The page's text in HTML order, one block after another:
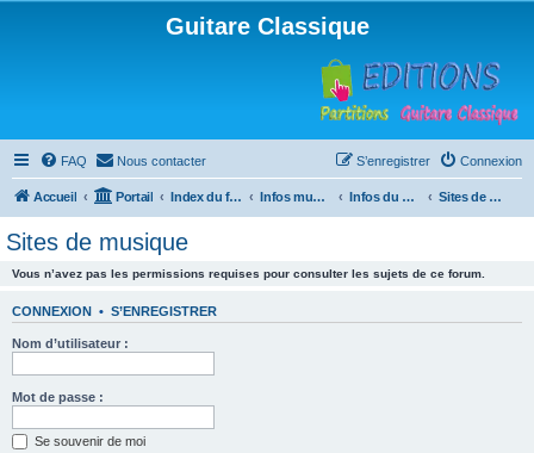
Guitare Classique
FAQ Nous contacter Connexion
S’enregistrer
Accueil Portail Index du forum Infos musicales Infos du Web Sites de musique
Sites de musique
Vous n’avez pas les permissions requises pour consulter les sujets de ce forum.
CONNEXION • S’ENREGISTRER
Nom d’utilisateur :
Mot de passe :
Se souvenir de moi